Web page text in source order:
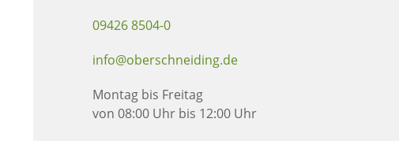
09426 8504-0
info@oberschneiding.de
Montag bis Freitag
von 08:00 Uhr bis 12:00 Uhr